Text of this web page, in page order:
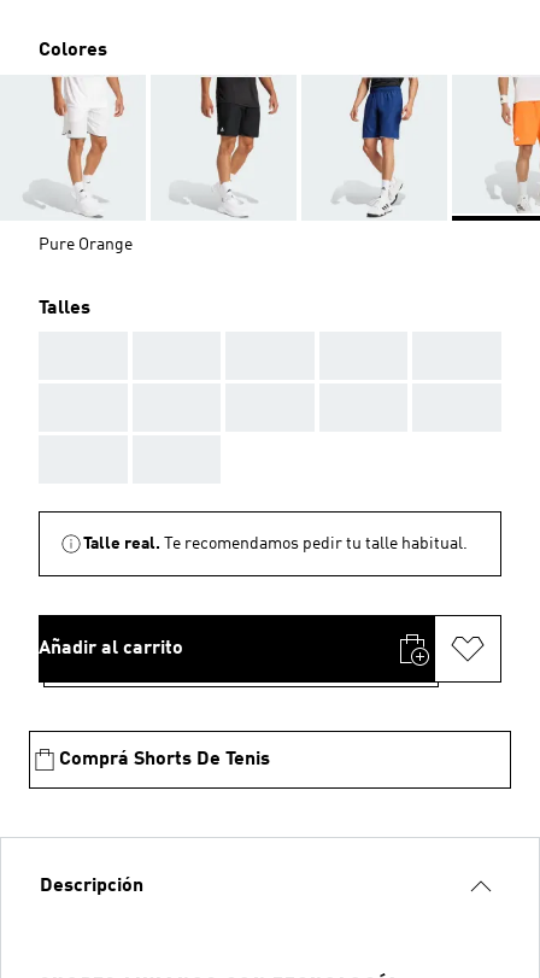
Colores
Pure Orange
Talles
Talle real. Te recomendamos pedir tu talle habitual.
Añadir al carrito
Comprá Shorts De Tenis
Descripción